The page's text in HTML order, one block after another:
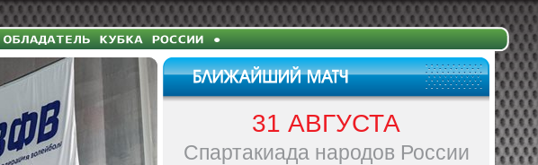
31 АВГУСТА
Спартакиада народов России